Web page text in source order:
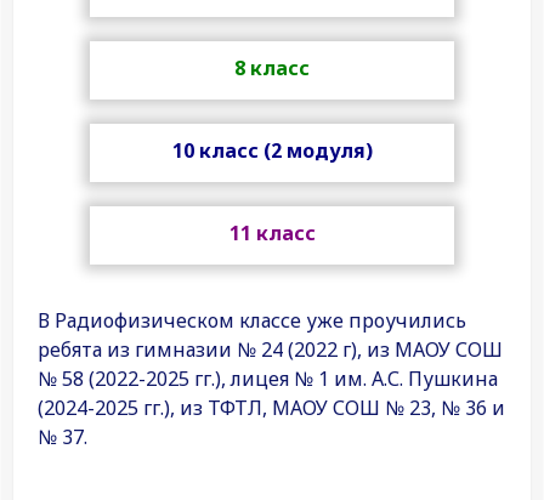
8 класс
10 класс (2 модуля)
11 класс
В Радиофизическом классе уже проучились
ребята из гимназии № 24 (2022 г), из МАОУ СОШ
№ 58 (2022-2025 гг.), лицея № 1 им. А.С. Пушкина
(2024-2025 гг.), из ТФТЛ, МАОУ СОШ № 23, № 36 и
№ 37.